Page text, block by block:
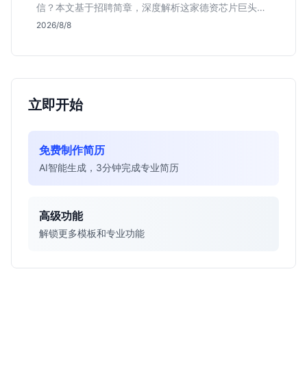
信？本文基于招聘简章，深度解析这家德资芯片巨头的
行业地位、校招真实门槛及投递策略，助你判断是否值
2026/8/8
立即开始
免费制作简历
AI智能生成，3分钟完成专业简历
高级功能
解锁更多模板和专业功能